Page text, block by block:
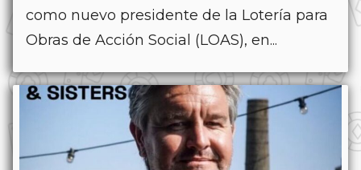
como nuevo presidente de la Lotería para
Obras de Acción Social (LOAS), en...